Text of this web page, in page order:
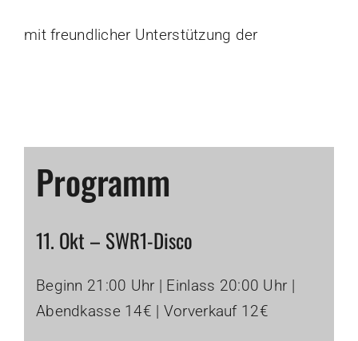
mit freundlicher Unterstützung der
Programm
11. Okt – SWR1-Disco
Beginn 21:00 Uhr | Einlass 20:00 Uhr |
Abendkasse 14€ | Vorverkauf 12€